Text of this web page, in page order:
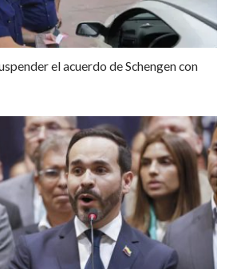
el acuerdo de Schengen con